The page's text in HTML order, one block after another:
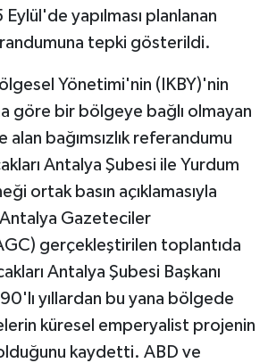
yapılması planlanan
tepki gösterildi.
Yönetimi'nin (IKBY)'nin
göre bir bölgeye bağlı olmayan
alan bağımsızlık referandumu
Antalya Şubesi ile Yurdum
ortak basın açıklamasıyla
Gazeteciler
gerçekleştirilen toplantıda
Antalya Şubesi Başkanı
yıllardan bu yana bölgede
küresel emperyalist projenin
kaydetti. ABD ve